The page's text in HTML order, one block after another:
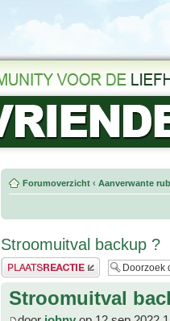
Forumoverzicht ‹ Aanverwante
Stroomuitval backup ?
Plaats een reactie
Stroomuitval